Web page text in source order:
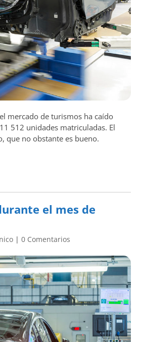
mercado de turismos ha caído
512 unidades matriculadas. El
que no obstante es bueno.
el mes de
|0 Comentarios